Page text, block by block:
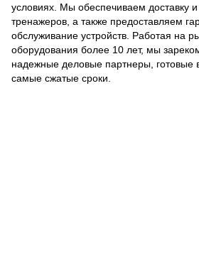
условиях. Мы обеспечиваем доставку
тренажеров, а также предоставляем
обслуживание устройств. Работая на
оборудования более 10 лет, мы
надежные деловые партнеры, готовые
самые сжатые сроки.